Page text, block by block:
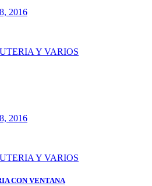
2016
Y VARIOS
2016
Y VARIOS
CON VENTANA